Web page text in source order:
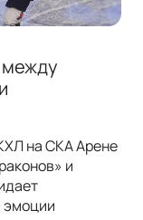
на СКА Арене
и
эмоции